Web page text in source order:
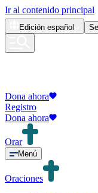
Ir al contenido principal
Edición español
Dona ahora
Registro
Dona ahora
Orar
Menú
Oraciones